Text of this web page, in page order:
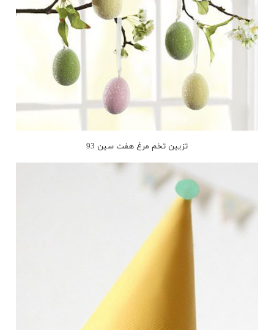
تزیین تخم مرغ هفت سین 93